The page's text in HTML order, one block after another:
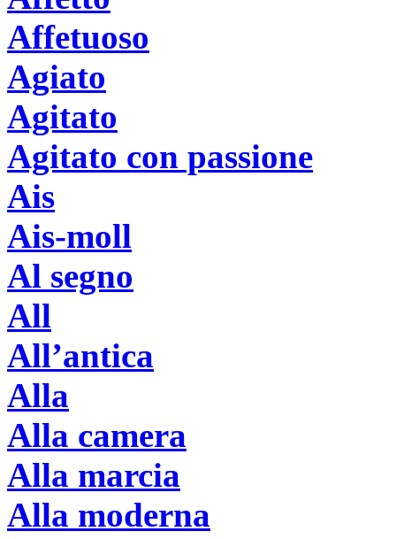
Affetuoso
Agiato
Agitato
Agitato con passione
Ais
Ais-moll
Al segno
All
All’antica
Alla
Alla camera
Alla marcia
Alla moderna